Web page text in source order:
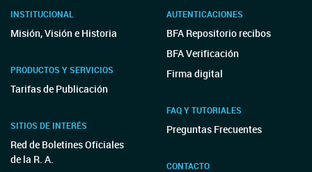
INSTITUCIONAL
Misión, Visión e Historia
PRODUCTOS Y SERVICIOS
Tarifas de Publicación
SITIOS DE INTERÉS
Red de Boletines Oficiales
de la R. A.
AUTENTICACIONES
BFA Repositorio recibos
BFA Verificación
Firma digital
FAQ Y TUTORIALES
Preguntas Frecuentes
CONTACTO